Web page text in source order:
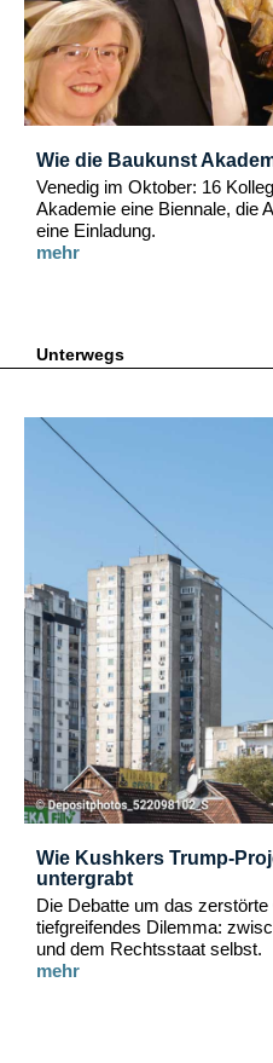
Wie die Baukunst
Venedig im Oktober: 16
Akademie eine Biennale, die
eine Einladung.
mehr
Unterwegs
Wie Kushkers Trump-
untergrabt
Die Debatte um das
tiefgreifendes Dilemma:
und dem Rechtsstaat selbst.
mehr